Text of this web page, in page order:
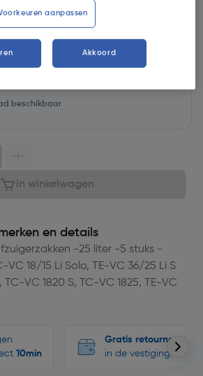
beschikbaar
In winkelwagen
en details
-25 liter -5 stuks -
18/15 Li Solo, TE-VC 36/25 Li S
TC-VC 1820 S, TC-VC 1825, TE-VC
10min
Gratis retourneren
in de vestigingen
aanpassen
Akkoord